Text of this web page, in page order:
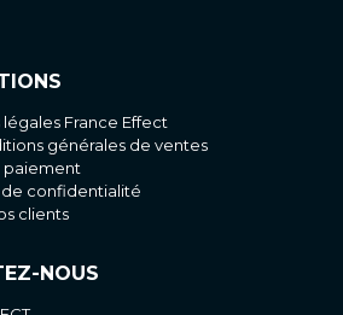
France Effect
générales de ventes
paiement
confidentialité
clients
NOUS